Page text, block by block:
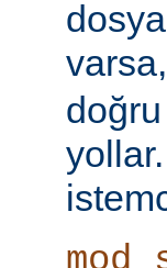
varsa,